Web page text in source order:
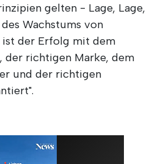
gelten - Lage, Lage,
Wachstums von
ist der Erfolg mit dem
der richtigen Marke, dem
und der richtigen